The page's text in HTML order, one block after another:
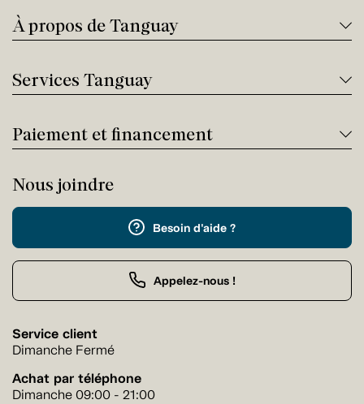
À propos de Tanguay
Services Tanguay
Paiement et financement
Nous joindre
Besoin d'aide ?
Appelez-nous !
Service client
Dimanche Fermé
Achat par téléphone
Dimanche 09:00 - 21:00